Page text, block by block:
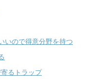
いので得意分野を持つ
るトラップ